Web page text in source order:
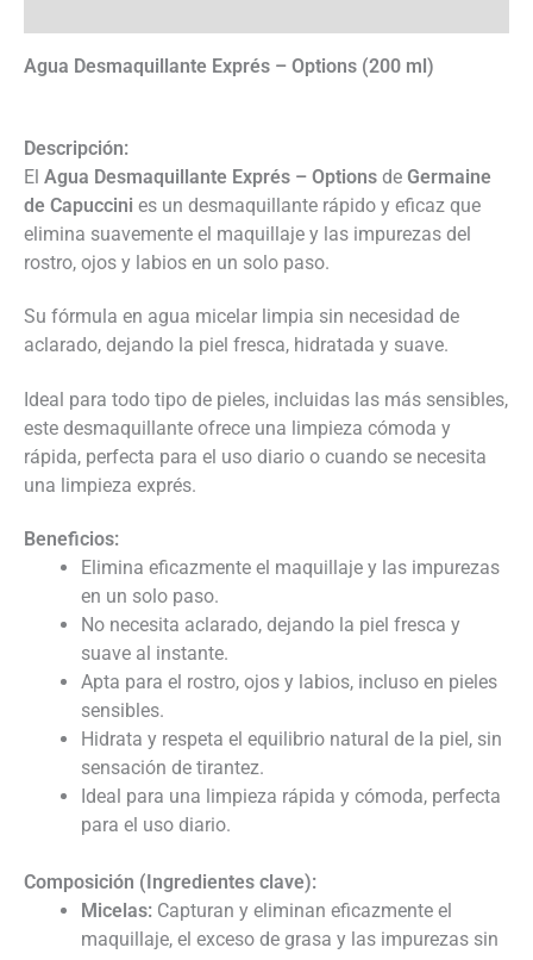
Agua Desmaquillante Exprés – Options (200 ml)
Descripción:
El Agua Desmaquillante Exprés – Options de Germaine
de Capuccini es un desmaquillante rápido y eficaz que
elimina suavemente el maquillaje y las impurezas del
rostro, ojos y labios en un solo paso.
Su fórmula en agua micelar limpia sin necesidad de
aclarado, dejando la piel fresca, hidratada y suave.
Ideal para todo tipo de pieles, incluidas las más sensibles,
este desmaquillante ofrece una limpieza cómoda y
rápida, perfecta para el uso diario o cuando se necesita
una limpieza exprés.
Beneficios:
Elimina eficazmente el maquillaje y las impurezas
en un solo paso.
No necesita aclarado, dejando la piel fresca y
suave al instante.
Apta para el rostro, ojos y labios, incluso en pieles
sensibles.
Hidrata y respeta el equilibrio natural de la piel, sin
sensación de tirantez.
Ideal para una limpieza rápida y cómoda, perfecta
para el uso diario.
Composición (Ingredientes clave):
Micelas: Capturan y eliminan eficazmente el
maquillaje, el exceso de grasa y las impurezas sin